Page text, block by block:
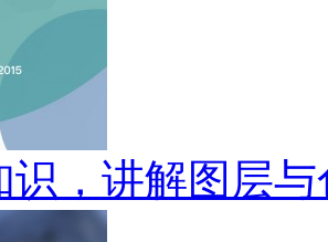
识，讲解图层